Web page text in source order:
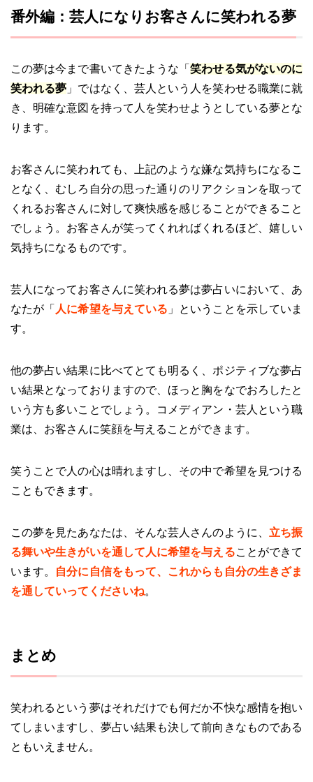
番外編：芸人になりお客さんに笑われる夢
この夢は今まで書いてきたような「笑わせる気がないのに
笑われる夢 」ではなく、芸人という人を笑わせる職業に就
き、明確な意図を持って人を笑わせようとしている夢とな
ります。
お客さんに笑われても、上記のような嫌な気持ちになるこ
となく、むしろ自分の思った通りのリアクションを取って
くれるお客さんに対して爽快感を感じることができること
でしょう。お客さんが笑ってくれればくれるほど、嬉しい
気持ちになるものです。
芸人になってお客さんに笑われる夢は夢占いにおいて、あ
なたが「 人に希望を与えている 」ということを示していま
す。
他の夢占い結果に比べてとても明るく、ポジティブな夢占
い結果となっておりますので、ほっと胸をなでおろしたと
いう方も多いことでしょう。コメディアン・芸人という職
業は、お客さんに笑顔を与えることができます。
笑うことで人の心は晴れますし、その中で希望を見つける
こともできます。
この夢を見たあなたは、そんな芸人さんのように、 立ち振
る舞いや生きがいを通して人に希望を与えることができて
います。 自分に自信をもって、これからも自分の生きざま
を通していってくださいね。
まとめ
笑われるという夢はそれだけでも何だか不快な感情を抱い
てしまいますし、夢占い結果も決して前向きなものである
ともいえません。